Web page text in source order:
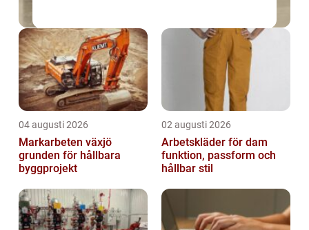
04 augusti 2026
Markarbeten växjö
grunden för hållbara
byggprojekt
02 augusti 2026
Arbetskläder för dam
funktion, passform och
hållbar stil